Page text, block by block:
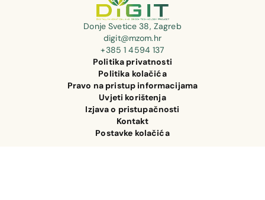
Donje Svetice 38, Zagreb
digit@mzom.hr
+385 1 4594 137
Politika privatnosti
Politika kolačića
Pravo na pristup informacijama
Uvjeti korištenja
Izjava o pristupačnosti
Kontakt
Postavke kolačića